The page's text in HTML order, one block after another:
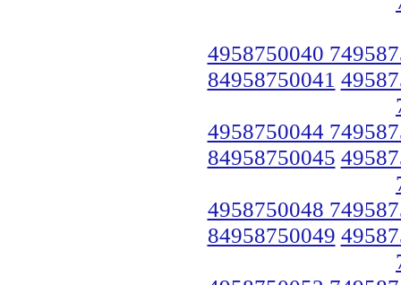
4958750040
84958750041
4958750044
84958750045
4958750048
84958750049